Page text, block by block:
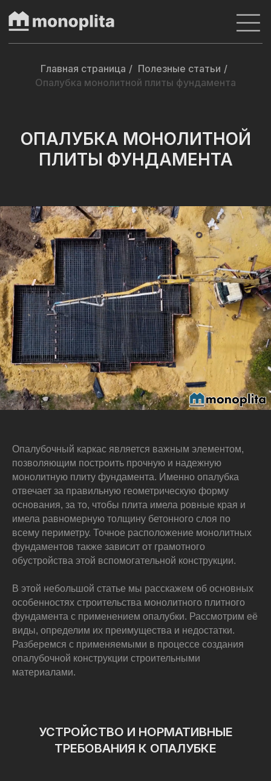
Главная страница / Полезные статьи /
Опалубка монолитной плиты фундамента
ОПАЛУБКА МОНОЛИТНОЙ
ПЛИТЫ ФУНДАМЕНТА
Опалубочный каркас является важным элементом,
позволяющим построить прочную и надежную
монолитную плиту фундамента. Именно опалубка
отвечает за правильную геометрическую форму
основания, за то, чтобы плита имела ровные края и
имела равномерную толщину бетонного слоя по
всему периметру. Точное расположение монолитных
фундаментов также зависит от грамотного
обустройства этой вспомогательной конструкции.
В этой небольшой статье мы расскажем об основных
особенностях строительства монолитного плитного
фундамента с применением опалубки. Рассмотрим её
виды, определим их преимущества и недостатки.
Разберемся с применяемыми в процессе создания
опалубочной конструкции строительными
материалами.
УСТРОЙСТВО И НОРМАТИВНЫЕ
ТРЕБОВАНИЯ К ОПАЛУБКЕ